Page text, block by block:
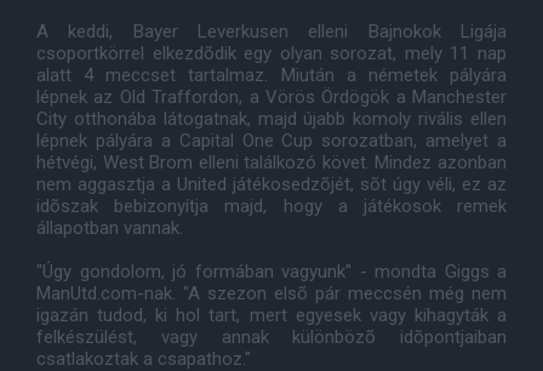
A keddi, Bayer Leverkusen elleni Bajnokok Ligája
csoportkörrel elkezdõdik egy olyan sorozat, mely 11 nap
alatt 4 meccset tartalmaz. Miután a németek pályára
lépnek az Old Traffordon, a Vörös Ördögök a Manchester
City otthonába látogatnak, majd újabb komoly rivális ellen
lépnek pályára a Capital One Cup sorozatban, amelyet a
hétvégi, West Brom elleni találkozó követ. Mindez azonban
nem aggasztja a United játékosedzõjét, sõt úgy véli, ez az
idõszak bebizonyítja majd, hogy a játékosok remek
állapotban vannak.
"Úgy gondolom, jó formában vagyunk" - mondta Giggs a
ManUtd.com-nak. "A szezon elsõ pár meccsén még nem
igazán tudod, ki hol tart, mert egyesek vagy kihagyták a
felkészülést, vagy annak különbözõ idõpontjaiban
csatlakoztak a csapathoz."